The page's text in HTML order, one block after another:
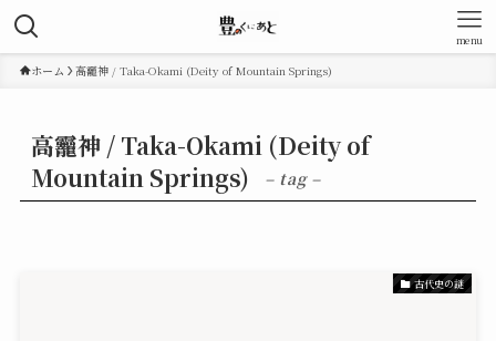
menu
ホーム 高龗神 / Taka-Okami (Deity of Mountain Springs)
高龗神 / Taka-Okami (Deity of
Mountain Springs)
– tag –
古代史の謎